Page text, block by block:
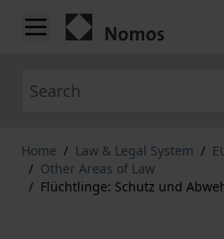
Skip to Content
Home / Law & Legal System /
/ Other Areas of Law
/ Flüchtlinge: Schutz und